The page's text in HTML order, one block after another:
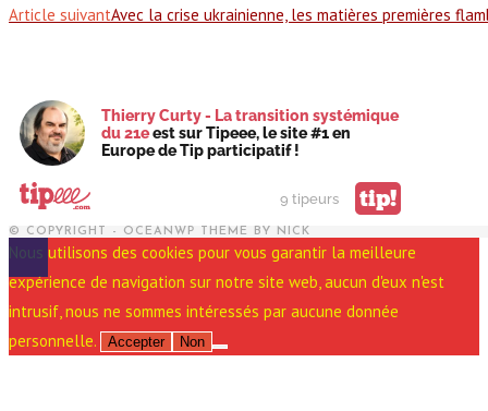
Article suivantAvec la crise ukrainienne, les matières premières
Thierry Curty - La transition systémique
du 21eest sur Tipeee, le site #1 en
Europe de Tip participatif !
9 tipeurs tip!
© COPYRIGHT - OCEANWP THEME BY NICK
Nous utilisons des cookies pour vous garantir la meilleure
expérience de navigation sur notre site web, aucun d'eux n'est
intrusif, nous ne sommes intéressés par aucune donnée
personnelle.
Accepter Non